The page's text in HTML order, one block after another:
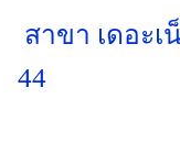
สาขา เดอะ
44